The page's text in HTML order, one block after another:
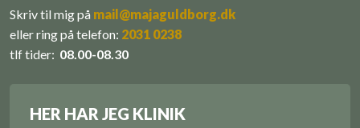
Skriv til mig på mail@majaguldborg.dk
eller r​ing på telefon: 2031 0238
tlf tider: 08.00-08.30
HER HAR JEG KLINIK